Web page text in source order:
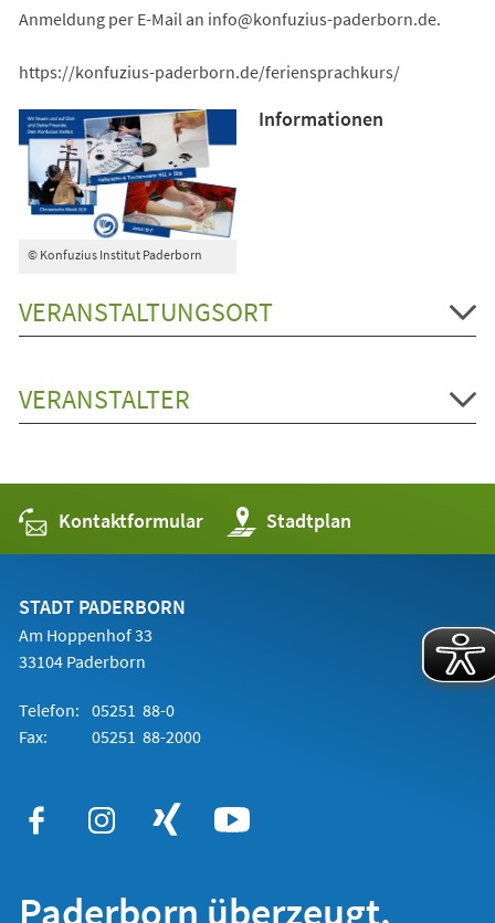
Anmeldung per E-Mail an info konfuzius-paderborn de.
https://konfuzius-paderborn.de/feriensprachkurs/
© Konfuzius Institut Paderborn
Informationen
VERANSTALTUNGSORT
VERANSTALTER
Kontaktformular Stadtplan
(Öffnet
in
einem
STADT PADERBORN
Am Hoppenhof 33
33104 Paderborn
Telefon: 05251 88-0
Fax:
05251 88-2000
Paderborn überzeugt.